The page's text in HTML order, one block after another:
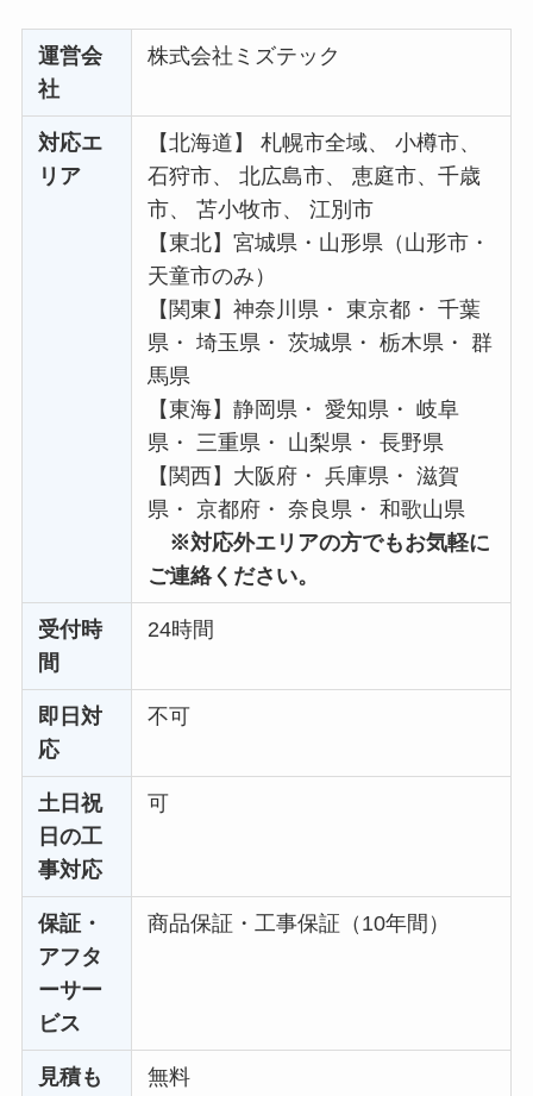
運営会
社
株式会社ミズテック
対応エ
リア
【北海道】 札幌市全域、 小樽市、
石狩市、 北広島市、 恵庭市、千歳
市、 苫小牧市、 江別市
【東北】宮城県・山形県（山形市・
天童市のみ）
【関東】神奈川県・ 東京都・ 千葉
県・ 埼玉県・ 茨城県・ 栃木県・ 群
馬県
【東海】静岡県・ 愛知県・ 岐阜
県・ 三重県・ 山梨県・ 長野県
【関西】大阪府・ 兵庫県・ 滋賀
県・ 京都府・ 奈良県・ 和歌山県
※対応外エリアの方でもお気軽に
ご連絡ください。
受付時
間
24時間
即日対
応
不可
土日祝
日の工
事対応
可
保証・
アフタ
ーサー
ビス
商品保証・工事保証（10年間）
見積も
無料